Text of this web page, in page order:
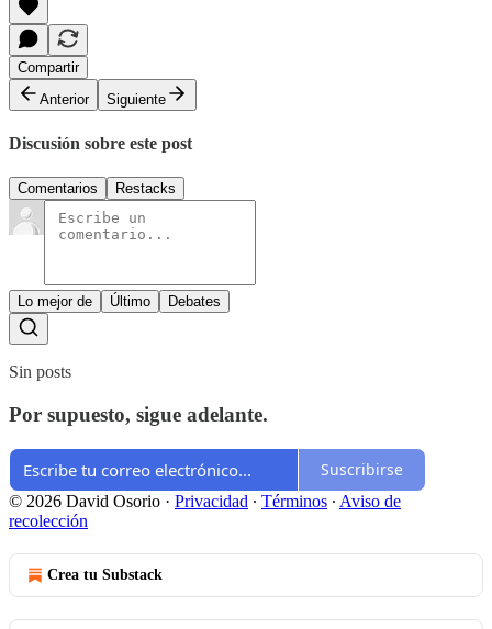
Compartir
Anterior
Siguiente
Discusión sobre este post
Comentarios Restacks
Lo mejor de Último Debates
Sin posts
Por supuesto, sigue adelante.
Suscribirse
© 2026 David Osorio · Privacidad ∙ Términos ∙ Aviso de
recolección
Crea tu Substack